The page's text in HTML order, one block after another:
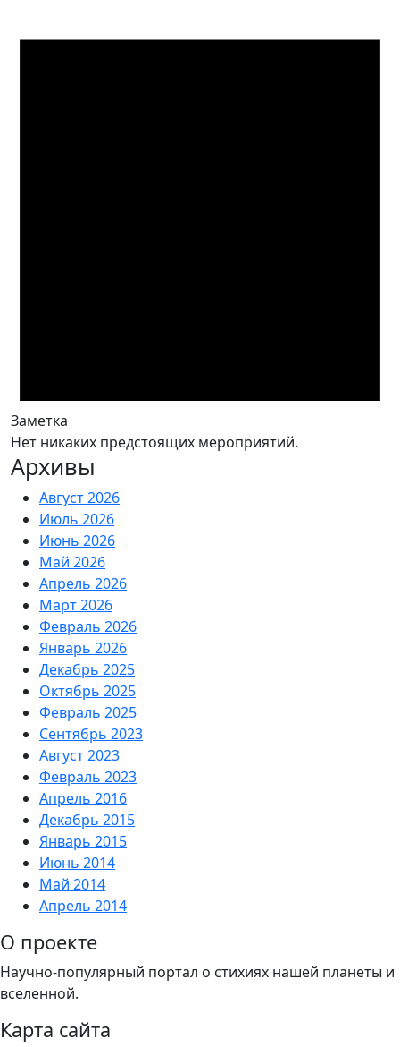
Заметка
Нет никаких предстоящих мероприятий.
Архивы
Август 2026
Июль 2026
Июнь 2026
Май 2026
Апрель 2026
Март 2026
Февраль 2026
Январь 2026
Декабрь 2025
Октябрь 2025
Февраль 2025
Сентябрь 2023
Август 2023
Февраль 2023
Апрель 2016
Декабрь 2015
Январь 2015
Июнь 2014
Май 2014
Апрель 2014
О проекте
Научно-популярный портал о стихиях нашей планеты и
вселенной.
Карта сайта